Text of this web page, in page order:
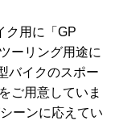
ク用に「GP
ーリング用途に
バイクのスポー
ご用意していま
ーンに応えてい